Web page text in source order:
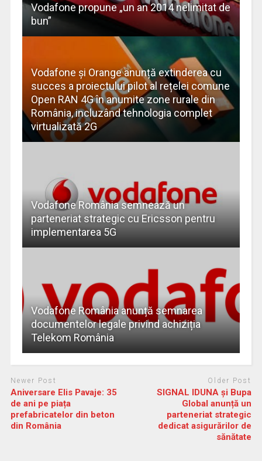
Vodafone propune „un an 2014 nelimitat de
bun”
Vodafone și Orange anunță extinderea cu
succes a proiectului pilot al rețelei comune
Open RAN 4G în anumite zone rurale din
România, incluzând tehnologia complet
virtualizată 2G
Vodafone România semnează un
parteneriat strategic cu Ericsson pentru
implementarea 5G
Vodafone România anunță semnarea
documentelor legale privind achiziția
Telekom România
Newer Post
Aniversare Elis Pavaje: 35
de ani pe piața
prefabricatelor din beton
din România
Older Post
SIGNAL IDUNA și Bupa
Global anunță un
parteneriat strategic
dedicat asigurărilor de
sănătate